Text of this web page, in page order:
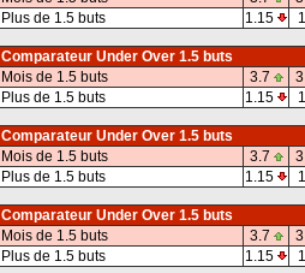
Plus de 1.5 buts
1.15
Comparateur Under Over 1.5 buts
Mois de 1.5 buts
3.7
Plus de 1.5 buts
1.15
Comparateur Under Over 1.5 buts
Mois de 1.5 buts
3.7
Plus de 1.5 buts
1.15
Comparateur Under Over 1.5 buts
Mois de 1.5 buts
3.7
Plus de 1.5 buts
1.15